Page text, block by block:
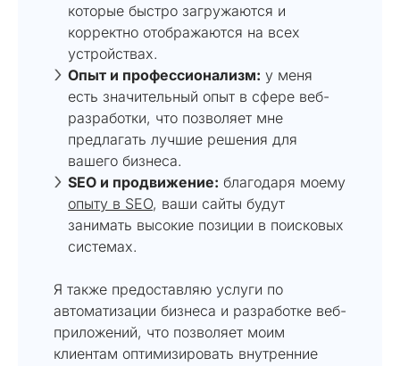
которые быстро загружаются и
корректно отображаются на всех
устройствах.
Опыт и профессионализм: у меня
есть значительный опыт в сфере веб-
разработки, что позволяет мне
предлагать лучшие решения для
вашего бизнеса.
SEO и продвижение: благодаря моему
опыту в SEO, ваши сайты будут
занимать высокие позиции в поисковых
системах.
Я также предоставляю услуги по
автоматизации бизнеса и разработке веб-
приложений, что позволяет моим
клиентам оптимизировать внутренние